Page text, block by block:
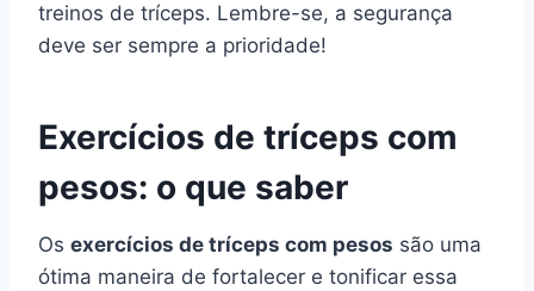
treinos de tríceps. Lembre-se, a segurança
deve ser sempre a prioridade!
Exercícios de tríceps com
pesos: o que saber
Os exercícios de tríceps com pesos são uma
ótima maneira de fortalecer e tonificar essa